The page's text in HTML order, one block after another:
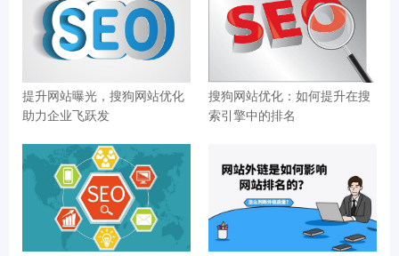
提升网站曝光，搜狗网站优化
助力企业飞跃发
搜狗网站优化：如何提升在搜
索引擎中的排名